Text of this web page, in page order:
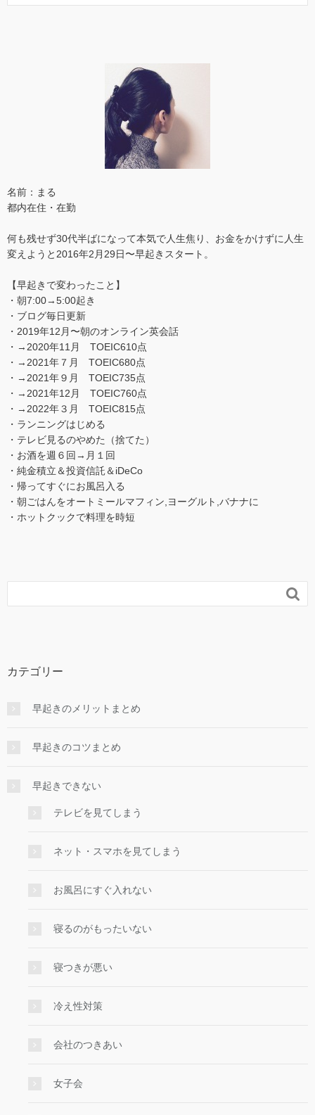
名前：まる
都内在住・在勤
何も残せず30代半ばになって本気で人生焦り、お金をかけずに人生
変えようと2016年2月29日〜早起きスタート。
【早起きで変わったこと】
・朝7:00→5:00起き
・ブログ毎日更新
・2019年12月〜朝のオンライン英会話
・→2020年11月 TOEIC610点
・→2021年７月 TOEIC680点
・→2021年９月 TOEIC735点
・→2021年12月 TOEIC760点
・→2022年３月 TOEIC815点
・ランニングはじめる
・テレビ見るのやめた（捨てた）
・お酒を週６回→月１回
・純金積立＆投資信託＆iDeCo
・帰ってすぐにお風呂入る
・朝ごはんをオートミールマフィン,ヨーグルト,バナナに
・ホットクックで料理を時短

カテゴリー
早起きのメリットまとめ
早起きのコツまとめ
早起きできない
テレビを見てしまう
ネット・スマホを見てしまう
お風呂にすぐ入れない
寝るのがもったいない
寝つきが悪い
冷え性対策
会社のつきあい
女子会